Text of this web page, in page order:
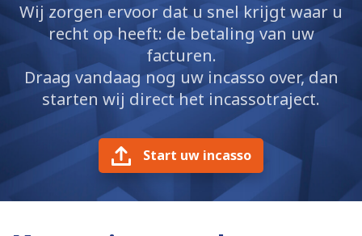
Wij zorgen ervoor dat u snel krijgt waar u
recht op heeft: de betaling van uw
facturen.
Draag vandaag nog uw incasso over, dan
starten wij direct het incassotraject.
Start uw incasso